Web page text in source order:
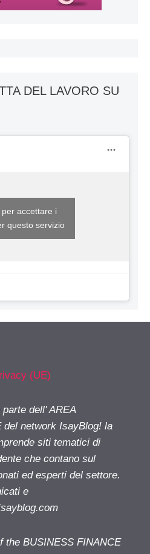
DEL LAVORO SU
per accettare i
questo servizio
(UE)
dell' AREA
del network IsayBlog! la
siti tematici di
che contano sul
ed esperti del settore.
e
the BUSINESS FINANCE